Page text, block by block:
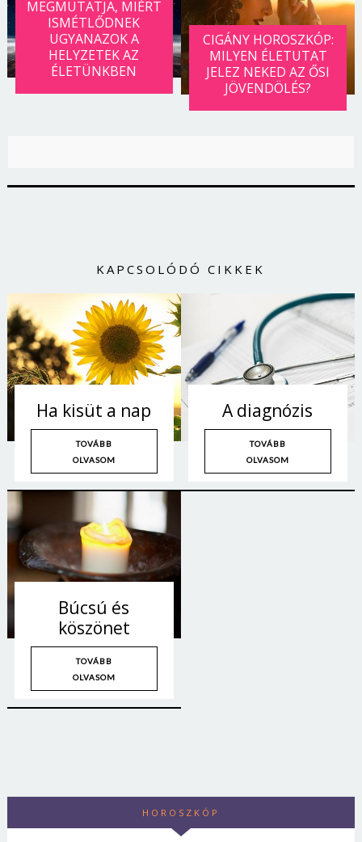
MEGMUTATJA, MIÉRT
ISMÉTLŐDNEK
UGYANAZOK A
HELYZETEK AZ
ÉLETÜNKBEN
CIGÁNY HOROSZKÓP:
MILYEN ÉLETUTAT
JELEZ NEKED AZ ŐSI
JÖVENDÖLÉS?
KAPCSOLÓDÓ CIKKEK
Ha kisüt a nap
TOVÁBB
OLVASOM
A diagnózis
TOVÁBB
OLVASOM
Búcsú és
köszönet
TOVÁBB
OLVASOM
HOROSZKÓP
Jelszó
Bejelentkezés